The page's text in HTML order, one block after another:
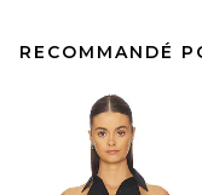
RECOMMANDÉ